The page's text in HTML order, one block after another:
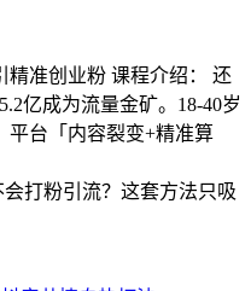
准创业粉 课程介绍： 还
亿成为流量金矿。18-40岁
平台「内容裂变+精准算
会打粉引流？这套方法只吸